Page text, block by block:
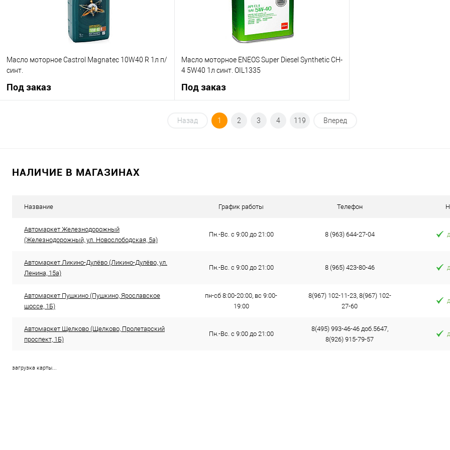
Масло моторное Castrol Magnatec 10W40 R 1л п/
синт.
Под заказ
Масло моторное ENEOS Super Diesel Synthetic CH-
4 5W40 1л синт. OIL1335
Под заказ
Под заказ
Назад 1 2 3 4 119 Вперед
НАЛИЧИЕ В МАГАЗИНАХ
Название График работы Телефон
Автомаркет Железнодорожный
(Железнодорожный, ул. Новослободская, 5а)
Пн.-Вс. с 9:00 до 21:00 8 (963) 644-27-04
Автомаркет Ликино-Дулёво (Ликино-Дулёво, ул.
Ленина, 15а)
Пн.-Вс. с 9:00 до 21:00 8 (965) 423-80-46
Автомаркет Пушкино (Пушкино, Ярославское
шоссе, 1Б)
пн-сб 8:00-20:00, вс 9:00-
19:00
8(967) 102-11-23, 8(967) 102-
27-60
Автомаркет Щелково (Щелково, Пролетарский
проспект, 1Б)
Пн.-Вс. с 9:00 до 21:00
8(495) 993-46-46 доб.5647,
8(926) 915-79-57
загрузка карты...